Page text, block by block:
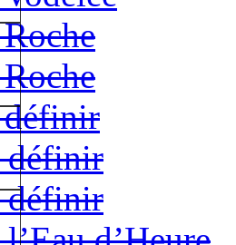
définir
définir
définir